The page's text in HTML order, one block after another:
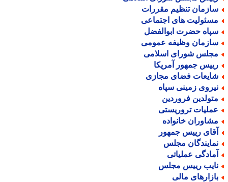
تنظیم مقررات
های اجتماعی
حضرت ابوالفضل
وظیفه عمومی
شورای اسلامی
جمهور آمریکا
فضای مجازی
زمینی سپاه
فروردین
تروریستی
خانواده
رییس جمهور
مجلس
عملیاتی
رییس مجلس
مالی